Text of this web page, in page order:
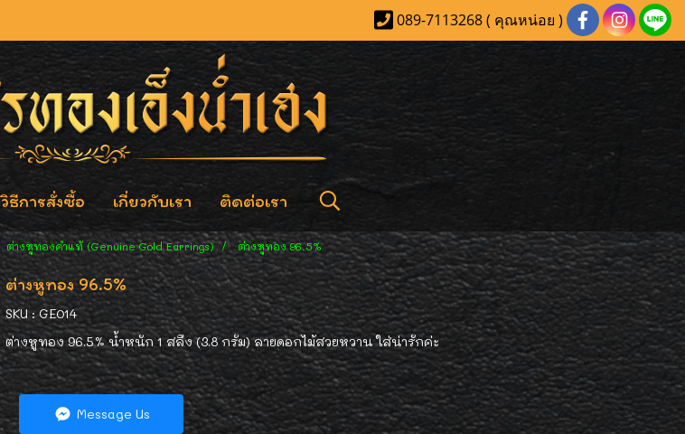
089-7113268 ( คุณหน่อย )
วิธีการสั่งซื้อ เกี่ยวกับเรา ติดต่อเรา
ต่างหูทองคำแท้ (Genuine Gold Earrings) ต่างหูทอง 96.5%
ต่างหูทอง 96.5%
SKU : GE014
ต่างหูทอง 96.5% น้ำหนัก 1 สลึง (3.8 กรัม) ลายดอกไม้สวยหวาน ใส่น่ารักค่ะ
Message Us